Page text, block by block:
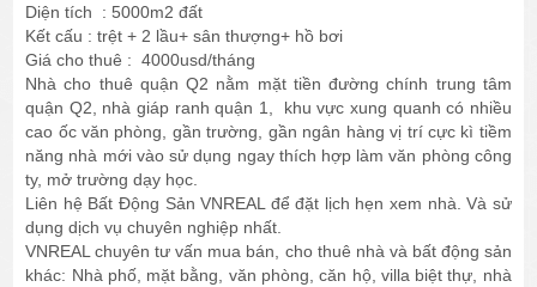
Diện tích : 5000m2 đất
Kết cấu : trệt + 2 lầu+ sân thượng+ hồ bơi
Giá cho thuê : 4000usd/tháng
Nhà cho thuê quận Q2 nằm mặt tiền đường chính trung tâm
quận Q2, nhà giáp ranh quận 1, khu vực xung quanh có nhiều
cao ốc văn phòng, gần trường, gần ngân hàng vị trí cực kì tiềm
năng nhà mới vào sử dụng ngay thích hợp làm văn phòng công
ty, mở trường dạy học.
Liên hệ Bất Động Sản VNREAL để đặt lịch hẹn xem nhà. Và sử
dụng dịch vụ chuyên nghiệp nhất.
VNREAL chuyên tư vấn mua bán, cho thuê nhà và bất động sản
khác: Nhà phố, mặt bằng, văn phòng, căn hộ, villa biệt thự, nhà